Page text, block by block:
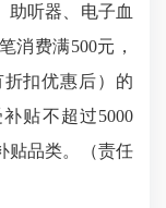
助听器、电子血
消费满500元，
扣优惠后）的
贴不超过5000
贴品类。（责任